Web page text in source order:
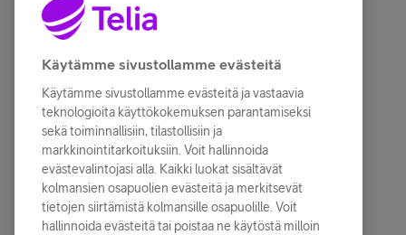
Käytämme sivustollamme evästeitä
Käytämme sivustollamme evästeitä ja vastaavia
teknologioita käyttökokemuksen parantamiseksi
sekä toiminnallisiin, tilastollisiin ja
markkinointitarkoituksiin. Voit hallinnoida
evästevalintojasi alla. Kaikki luokat sisältävät
kolmansien osapuolien evästeitä ja merkitsevät
tietojen siirtämistä kolmansille osapuolille. Voit
hallinnoida evästeitä tai poistaa ne käytöstä milloin